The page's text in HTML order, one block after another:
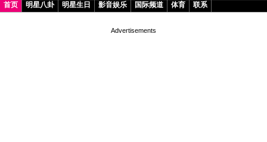
首页 明星八卦 明星生日 影音娱乐 国际频道 体育 联系